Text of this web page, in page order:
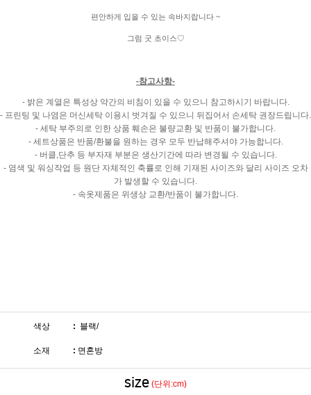
편안하게 입을 수 있는 속바지랍니다 ~
그럼 굿 초이스♡
-참고사항-
- 밝은 계열은 특성상 약간의 비침이 있을 수 있으니 참고하시기 바랍니다.
- 프린팅 및 나염은 머신세탁 이용시 벗겨질 수 있으니 뒤집어서 손세탁 권장드립니다.
- 세탁 부주의로 인한 상품 훼손은 불량교환 및 반품이 불가합니다.
- 세트상품은 반품/환불을 원하는 경우 모두 반납해주셔야 가능합니다.
- 버클,단추 등 부자재 부분은 생산기간에 따라 변경될 수 있습니다.
- 염색 및 워싱작업 등 원단 자체적인 축률로 인해 기재된 사이즈와 달리 사이즈 오차
가 발생할 수 있습니다.
- 속옷제품은 위생상 교환/반품이 불가합니다.
색상 : 블랙/
소재 : 면혼방
size (단위:cm)